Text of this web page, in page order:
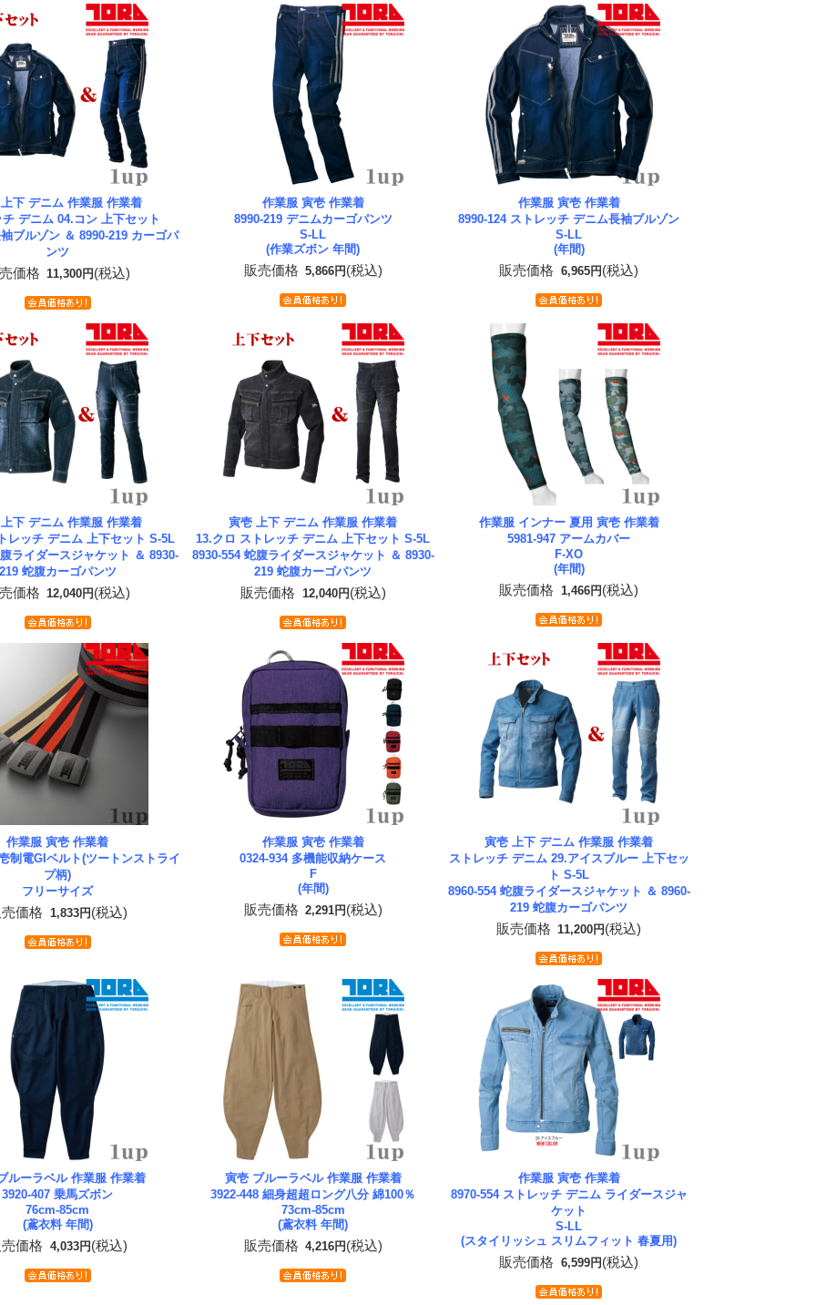
下 デニム 作業服 作業着
デニム 04.コン 上下セット
ブルゾン ＆ 8990-219 カーゴパ
ンツ
価格 11,300円 (税込)
作業服 寅壱 作業着
8990-219 デニムカーゴパンツ
S-LL
(作業ズボン 年間)
販売価格 5,866円 (税込)
作業服 寅壱 作業着
8990-124 ストレッチ デニム長袖ブルゾン
S-LL
(年間)
販売価格 6,965円 (税込)
下 デニム 作業服 作業着
レッチ デニム 上下セット S-5L
ライダースジャケット ＆ 8930-
蛇腹カーゴパンツ
価格 12,040円 (税込)
寅壱 上下 デニム 作業服 作業着
13.クロ ストレッチ デニム 上下セット S-5L
8930-554 蛇腹ライダースジャケット ＆ 8930-
219 蛇腹カーゴパンツ
販売価格 12,040円 (税込)
作業服 インナー 夏用 寅壱 作業着
5981-947 アームカバー
F-XO
(年間)
販売価格 1,466円 (税込)
作業服 寅壱 作業着
制電GIベルト(ツートンストライ
プ柄)
フリーサイズ
価格 1,833円 (税込)
作業服 寅壱 作業着
0324-934 多機能収納ケース
F
(年間)
販売価格 2,291円 (税込)
寅壱 上下 デニム 作業服 作業着
ストレッチ デニム 29.アイスブルー 上下セッ
ト S-5L
8960-554 蛇腹ライダースジャケット ＆ 8960-
219 蛇腹カーゴパンツ
販売価格 11,200円 (税込)
ルーラベル 作業服 作業着
3920-407 乗馬ズボン
76cm-85cm
(鳶衣料 年間)
価格 4,033円 (税込)
寅壱 ブルーラベル 作業服 作業着
3922-448 細身超超ロング八分 綿100％
73cm-85cm
(鳶衣料 年間)
販売価格 4,216円 (税込)
作業服 寅壱 作業着
8970-554 ストレッチ デニム ライダースジャ
ケット
S-LL
(スタイリッシュ スリムフィット 春夏用)
販売価格 6,599円 (税込)